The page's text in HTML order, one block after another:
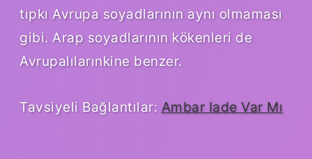
tıpkı Avrupa soyadlarının aynı olmaması
gibi. Arap soyadlarının kökenleri de
Avrupalılarınkine benzer.
Tavsiyeli Bağlantılar: Ambar Iade Var Mı